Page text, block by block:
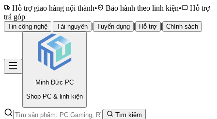
Hỗ trợ giao hàng nội thành• Bảo hành theo linh kiện•
Hỗ trợ
trả góp
Tin công nghệ | Tài nguyên | Tuyển dụng | Hỗ trợ | Chính sách
Minh Đức PC
Shop PC & linh kiện
Tìm kiếm